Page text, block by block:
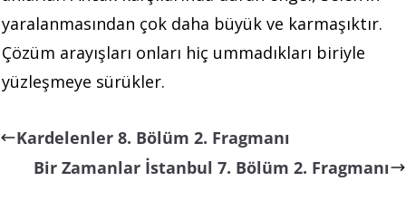
yaralanmasından çok daha büyük ve karmaşıktır.
Çözüm arayışları onları hiç ummadıkları biriyle
yüzleşmeye sürükler.
Kardelenler 8. Bölüm 2. Fragmanı
Bir Zamanlar İstanbul 7.⁠ ⁠Bölüm 2. Fragmanı